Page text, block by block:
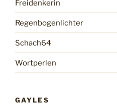
Freidenkerin
Regenbogenlichter
Schach64
Wortperlen
GAYLES